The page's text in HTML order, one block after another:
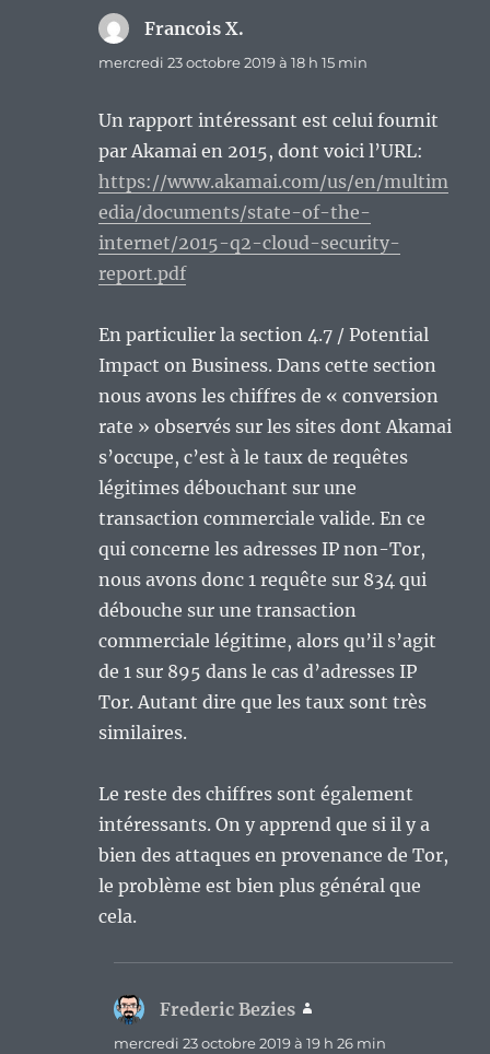
Francois X.
mercredi 23 octobre 2019 à 18 h 15 min
Un rapport intéressant est celui fournit
par Akamai en 2015, dont voici l’URL:
https://www.akamai.com/us/en/multim
edia/documents/state-of-the-
internet/2015-q2-cloud-security-
report.pdf
En particulier la section 4.7 / Potential
Impact on Business. Dans cette section
nous avons les chiffres de « conversion
rate » observés sur les sites dont Akamai
s’occupe, c’est à le taux de requêtes
légitimes débouchant sur une
transaction commerciale valide. En ce
qui concerne les adresses IP non-Tor,
nous avons donc 1 requête sur 834 qui
débouche sur une transaction
commerciale légitime, alors qu’il s’agit
de 1 sur 895 dans le cas d’adresses IP
Tor. Autant dire que les taux sont très
similaires.
Le reste des chiffres sont également
intéressants. On y apprend que si il y a
bien des attaques en provenance de Tor,
le problème est bien plus général que
cela.
Frederic Bezies
mercredi 23 octobre 2019 à 19 h 26 min